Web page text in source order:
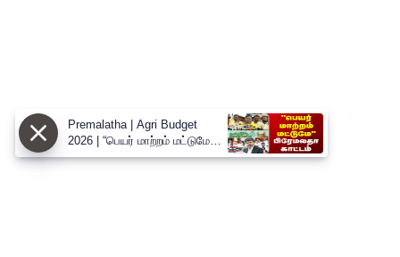
Premalatha | Agri Budget
2026 | “பெயர் மாற்றம் மட்டுமே” -
வேளாண் பட்ஜெட்டை சாடிய